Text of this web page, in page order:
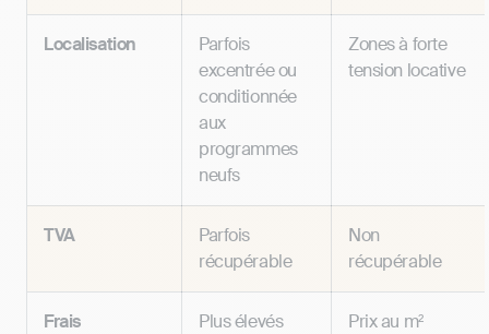
Localisation
Parfois
excentrée ou
conditionnée
aux
programmes
neufs
Zones à forte
tension locative
TVA
Parfois
récupérable
Non
récupérable
Frais
Plus élevés
Prix au m²